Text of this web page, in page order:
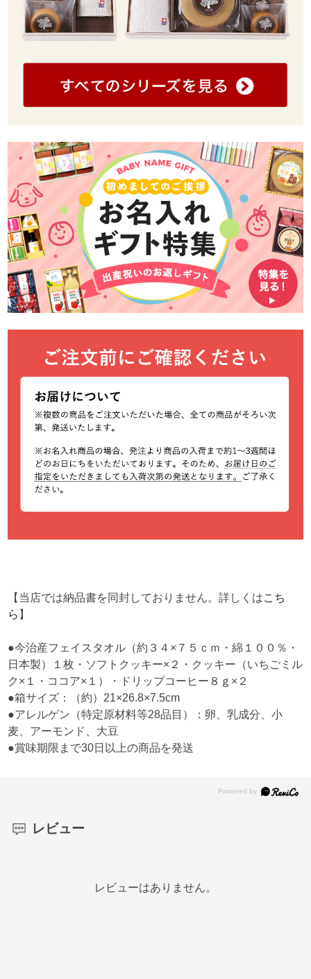
【当店では納品書を同封しておりません。詳しくはこち
ら 】
●今治産フェイスタオル（約３４×７５ｃｍ・綿１００％・
日本製）１枚・ソフトクッキー×２・クッキー（いちごミル
ク×１・ココア×１）・ドリップコーヒー８ｇ×２
●箱サイズ：（約）21×26.8×7.5cm
●アレルゲン（特定原材料等28品目）：卵、乳成分、小
麦、アーモンド、大豆
●賞味期限まで30日以上の商品を発送
レビュー
レビューはありません。